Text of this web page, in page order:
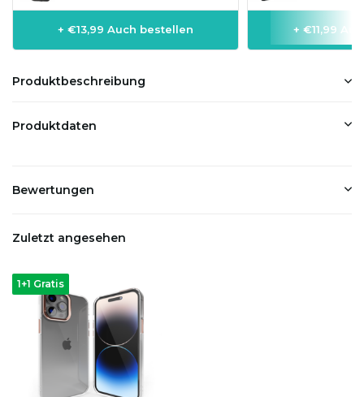
+ €13,99 Auch bestellen + €11,99
Produktbeschreibung
Produktdaten
Bewertungen
Zuletzt angesehen
1+1 Gratis